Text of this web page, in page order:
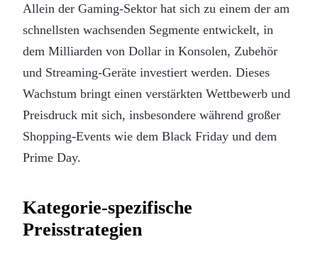
Allein der Gaming-Sektor hat sich zu einem der am
schnellsten wachsenden Segmente entwickelt, in
dem Milliarden von Dollar in Konsolen, Zubehör
und Streaming-Geräte investiert werden. Dieses
Wachstum bringt einen verstärkten Wettbewerb und
Preisdruck mit sich, insbesondere während großer
Shopping-Events wie dem Black Friday und dem
Prime Day.
Kategorie-spezifische
Preisstrategien